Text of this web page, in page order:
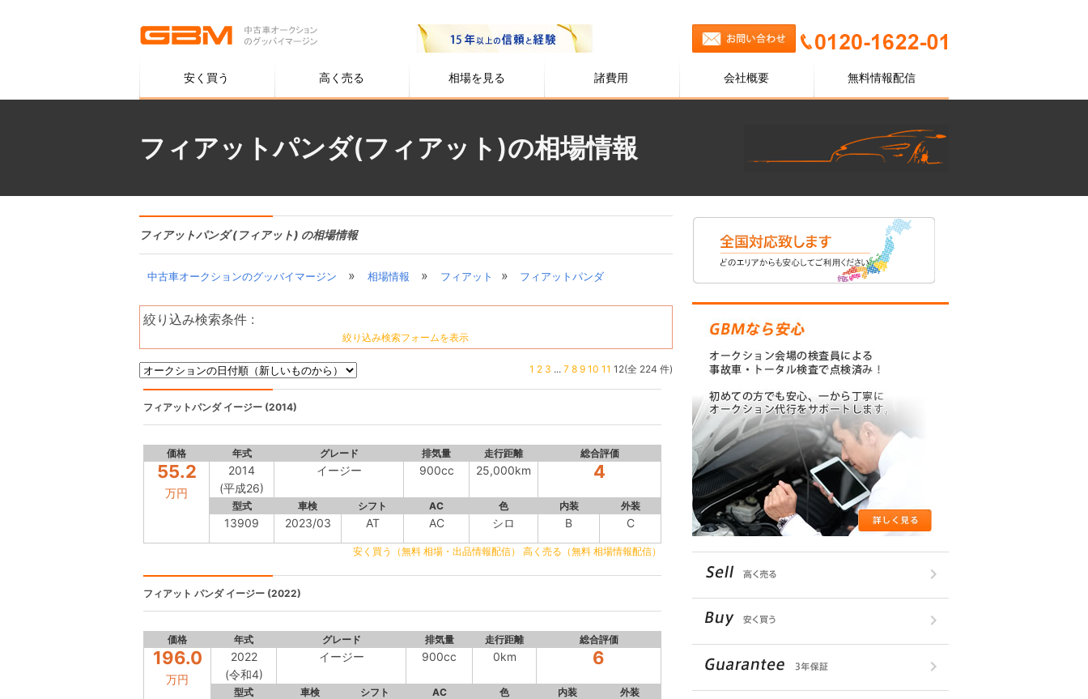
安く買う 高く売る 相場を見る 諸費用 会社概要 無料情報配信
フィアットパンダ(フィアット)の相場情報
フィアットパンダ (フィアット) の相場情報
中古車オークションのグッバイマージン » 相場情報 » フィアット » フィアットパンダ
絞り込み検索条件 :
絞り込み検索フォームを表示
1 2 3 ... 7 8 9 10 11 12(全 224 件)
フィアットパンダイージー (2014)
価格 年式 グレード 排気量 走行距離 総合評価
55.2
万円
2014
(平成26)
イージー 900cc 25,000km 4
型式 車検 シフト AC 色 内装 外装
13909 2023/03 AT AC シロ B C
安く買う（無料 相場・出品情報配信） 高く売る（無料 相場情報配信）
フィアット パンダイージー (2022)
価格 年式 グレード 排気量 走行距離 総合評価
196.0
万円
2022
(令和4)
イージー 900cc 0km 6
型式 車検 シフト AC 色 内装 外装